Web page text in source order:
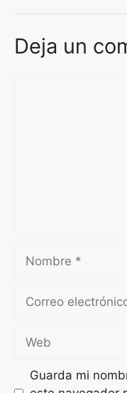
Deja un
Nombre
Correo
Web
Guarda mi